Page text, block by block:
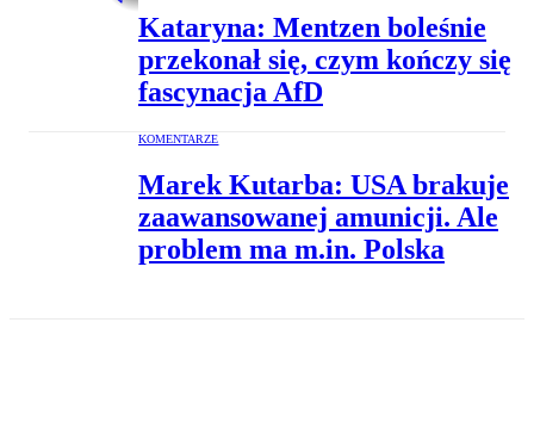
Kataryna: Mentzen boleśnie
przekonał się, czym kończy się
fascynacja AfD
KOMENTARZE
Marek Kutarba: USA brakuje
zaawansowanej amunicji. Ale
problem ma m.in. Polska